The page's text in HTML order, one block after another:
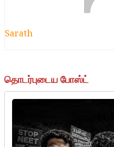
Sarath
தொடர்புடைய போஸ்ட்